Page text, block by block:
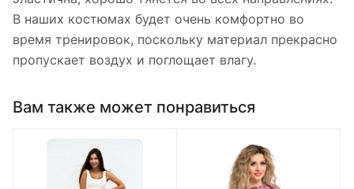
В наших костюмах будет очень комфортно во
время тренировок, поскольку материал прекрасно
пропускает воздух и поглощает влагу.
Вам также может понравиться